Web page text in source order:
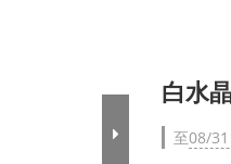
白水
至08/